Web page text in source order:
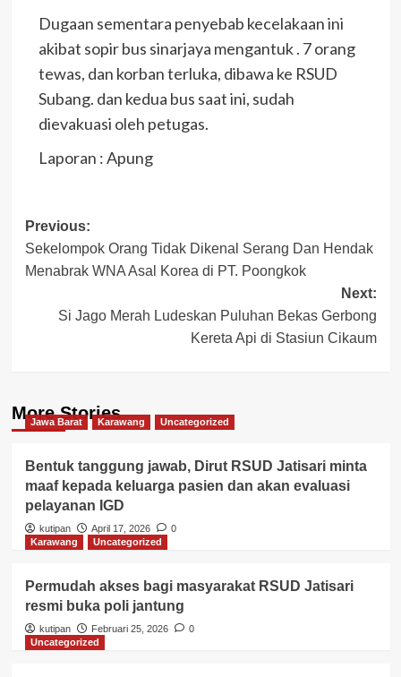
Dugaan sementara penyebab kecelakaan ini
akibat sopir bus sinarjaya mengantuk . 7 orang
tewas, dan korban terluka, dibawa ke RSUD
Subang. dan kedua bus saat ini, sudah
dievakuasi oleh petugas.
Laporan : Apung
Post
navigation
Previous:
Sekelompok Orang Tidak Dikenal Serang Dan Hendak
Menabrak WNA Asal Korea di PT. Poongkok
Next:
Si Jago Merah Ludeskan Puluhan Bekas Gerbong
Kereta Api di Stasiun Cikaum
More Stories
Jawa Barat Karawang Uncategorized
Bentuk tanggung jawab, Dirut RSUD Jatisari minta
maaf kepada keluarga pasien dan akan evaluasi
pelayanan IGD
kutipan April 17, 2026
0
Karawang
Uncategorized
Permudah akses bagi masyarakat RSUD Jatisari
resmi buka poli jantung
kutipan Februari 25, 2026
0
Uncategorized